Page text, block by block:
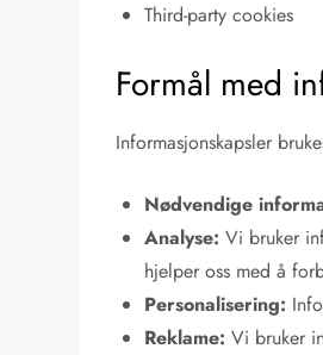
Third-party cookies
Formål med
Informasjonskapsler
Nødvendige
Analyse: Vi bruker
hjelper oss med å
Personalisering:
Reklame: Vi bruker